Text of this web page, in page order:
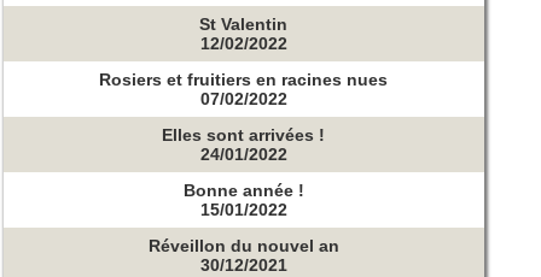
St Valentin
12/02/2022
Rosiers et fruitiers en racines nues
07/02/2022
Elles sont arrivées !
24/01/2022
Bonne année !
15/01/2022
Réveillon du nouvel an
30/12/2021